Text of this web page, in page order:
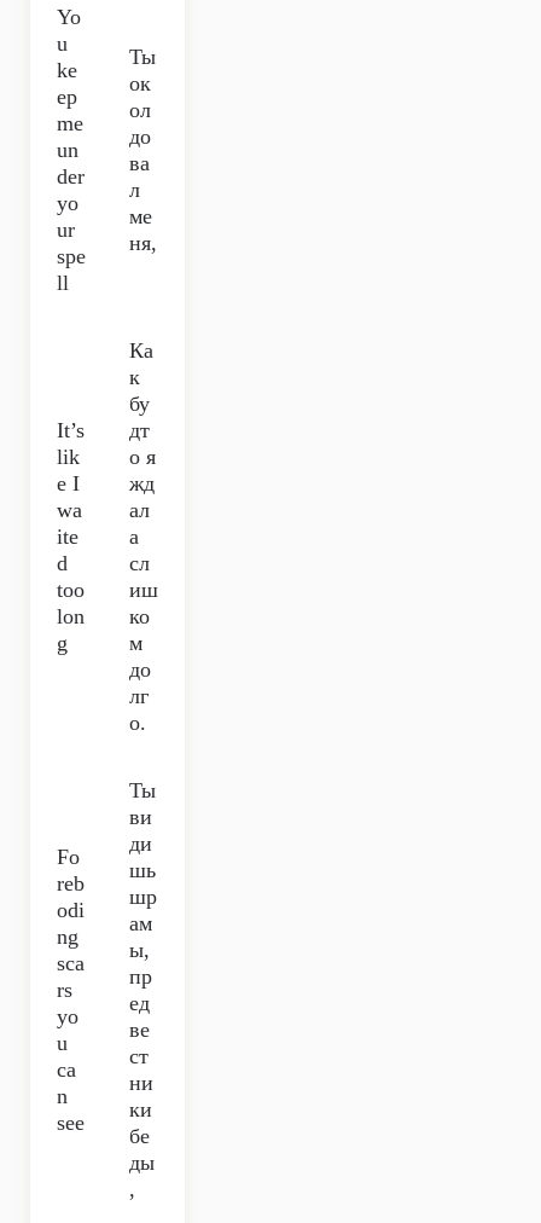
Yo
u
ke
ep
me
un
der
yo
ur
spe
ll
Ты
ок
ол
до
ва
л
ме
ня,
It’s
lik
e I
wa
ite
d
too
lon
g
Ка
к
бу
дт
о я
жд
ал
а
сл
иш
ко
м
до
лг
о.
Fo
reb
odi
ng
sca
rs
yo
u
ca
n
see
Ты
ви
ди
шь
шр
ам
ы,
пр
ед
ве
ст
ни
ки
бе
ды
,